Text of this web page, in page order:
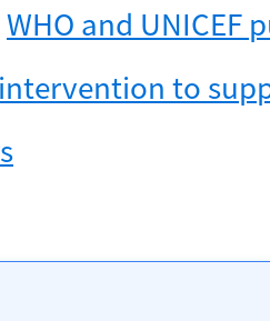
WHO and UNICEF
to